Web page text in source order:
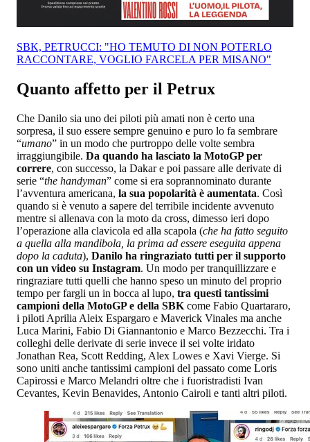
SBK, PETRUCCI: "HO TEMUTO DI NON POTERLO
RACCONTARE, VOGLIO FARCELA PER MISANO"
Quanto affetto per il Petrux
Che Danilo sia uno dei piloti più amati non è certo una
sorpresa, il suo essere sempre genuino e puro lo fa sembrare
“umano” in un modo che purtroppo delle volte sembra
irraggiungibile. Da quando ha lasciato la MotoGP per
correre, con successo, la Dakar e poi passare alle derivate di
serie “the handyman” come si era soprannominato durante
l’avventura americana, la sua popolarità è aumentata. Così
quando si è venuto a sapere del terribile incidente avvenuto
mentre si allenava con la moto da cross, dimesso ieri dopo
l’operazione alla clavicola ed alla scapola (che ha fatto seguito
a quella alla mandibola, la prima ad essere eseguita appena
dopo la caduta), Danilo ha ringraziato tutti per il supporto
con un video su Instagram. Un modo per tranquillizzare e
ringraziare tutti quelli che hanno speso un minuto del proprio
tempo per fargli un in bocca al lupo, tra questi tantissimi
campioni della MotoGP e della SBK come Fabio Quartararo,
i piloti Aprilia Aleix Espargaro e Maverick Vinales ma anche
Luca Marini, Fabio Di Giannantonio e Marco Bezzecchi. Tra i
colleghi delle derivate di serie invece il sei volte iridato
Jonathan Rea, Scott Redding, Alex Lowes e Xavi Vierge. Si
sono uniti anche tantissimi campioni del passato come Loris
Capirossi e Marco Melandri oltre che i fuoristradisti Ivan
Cevantes, Kevin Benavides, Antonio Cairoli e tanti altri piloti.